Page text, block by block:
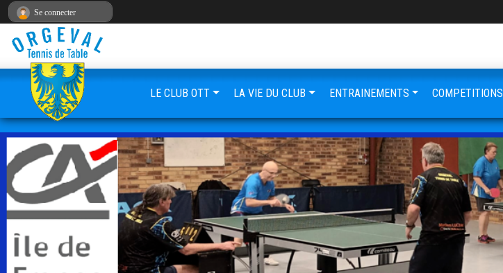
LE CLUB OTT LA VIE DU CLUB ENTRAINEMENTS COMPETITIONS
Se connecter
Panneau de gestion des cookies